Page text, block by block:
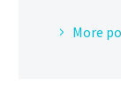
More